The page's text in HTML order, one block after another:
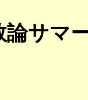
論サマ